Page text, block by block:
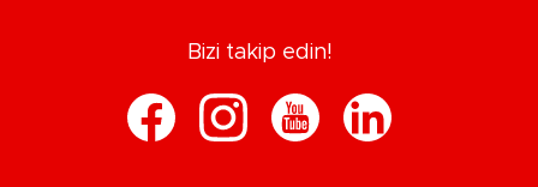
Bizi takip edin!